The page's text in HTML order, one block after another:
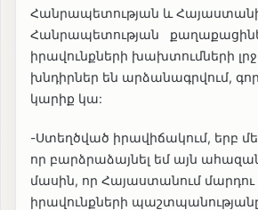
Հանրապետության և
Հանրապետության
իրավունքների խախտումների
խնդիրներ են արձանագրվում,
կարիք կա:
-️Ստեղծված իրավիճակում, երբ
որ բարձրաձայնել եմ այն
մասին, որ Հայաստանում մարդու
իրավունքների